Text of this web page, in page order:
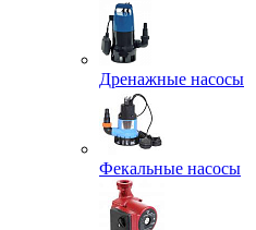
Дренажные насосы
Фекальные насосы